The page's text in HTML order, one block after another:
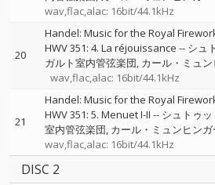
wav,flac,alac: 16bit/44.1kHz
20
Handel: Music for the Royal
HWV 351: 4. La réjouissance -- シュ
ガルト室内管弦楽団 カール・ミュ
wav,flac,alac: 16bit/44.1kHz
21
Handel: Music for the Royal
HWV 351: 5. Menuet I-II -- シュトゥッ
室内管弦楽団 カール・ミュンヒンガ
wav,flac,alac: 16bit/44.1kHz
DISC 2